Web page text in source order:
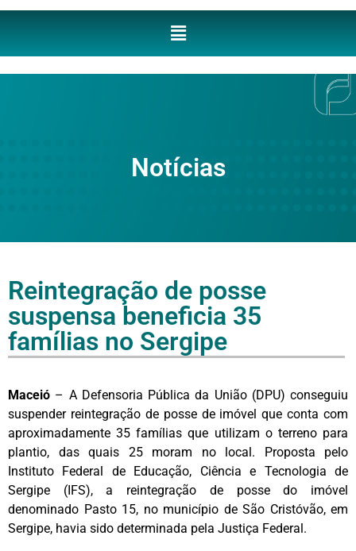
Notícias
Reintegração de posse
suspensa beneficia 35
famílias no Sergipe
Maceió – A Defensoria Pública da União (DPU) conseguiu
suspender reintegração de posse de imóvel que conta com
aproximadamente 35 famílias que utilizam o terreno para
plantio, das quais 25 moram no local. Proposta pelo
Instituto Federal de Educação, Ciência e Tecnologia de
Sergipe (IFS), a reintegração de posse do imóvel
denominado Pasto 15, no município de São Cristóvão, em
Sergipe, havia sido determinada pela Justiça Federal.